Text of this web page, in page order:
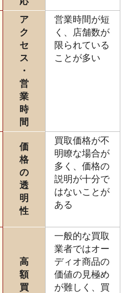
ア
ク
セ
ス
・
営
業
時
間
営業時間が短
く、店舗数が
限られている
ことが多い
価
格
の
透
明
性
買取価格が不
明瞭な場合が
多く、価格の
説明が十分で
はないことが
ある
高
額
買
一般的な買取
業者ではオー
ディオ商品の
価値の見極め
が難しく、買